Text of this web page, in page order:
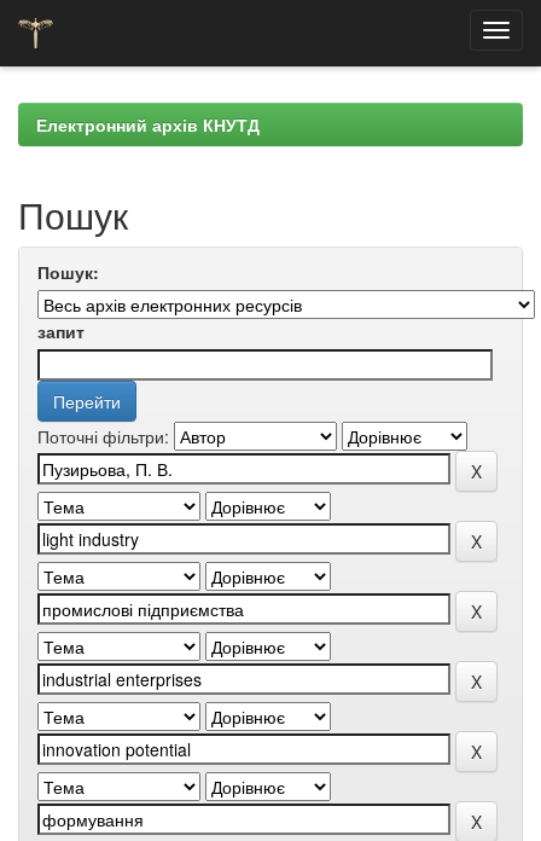
navigationЕлектронний архів КНУТД
Пошук
Пошук:
запит
Поточні фільтри: